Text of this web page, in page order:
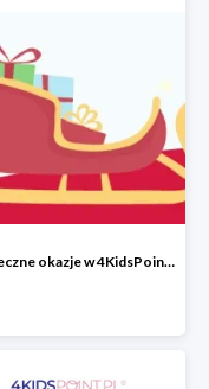
Świąteczne okazje w 4KidsPoint do -30%